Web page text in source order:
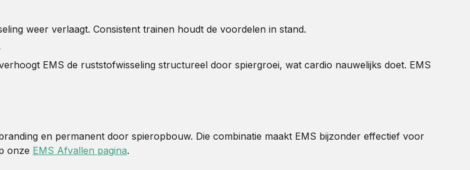
weer verlaagt. Consistent trainen houdt de voordelen in stand.
EMS de ruststofwisseling structureel door spiergroei, wat cardio nauwelijks doet. EMS
en permanent door spieropbouw. Die combinatie maakt EMS bijzonder effectief voor
onze EMS Afvallen pagina.